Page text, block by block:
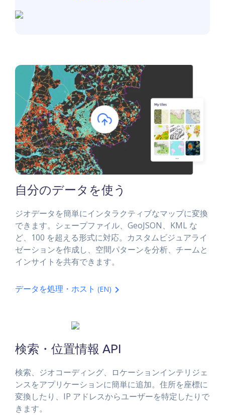
自分のデータを使う
ジオデータを簡単にインタラクティブなマップに変換
できます。シェープファイル、GeoJSON、KML な
ど、100 を超える形式に対応。カスタムビジュアライ
ゼーションを作成し、空間パターンを分析、チームと
インサイトを共有できます。
データを処理・ホスト (EN)
検索・位置情報 API
検索、ジオコーディング、ロケーションインテリジェ
ンスをアプリケーションに簡単に追加。住所を座標に
変換したり、IP アドレスからユーザーを特定したりで
きます。